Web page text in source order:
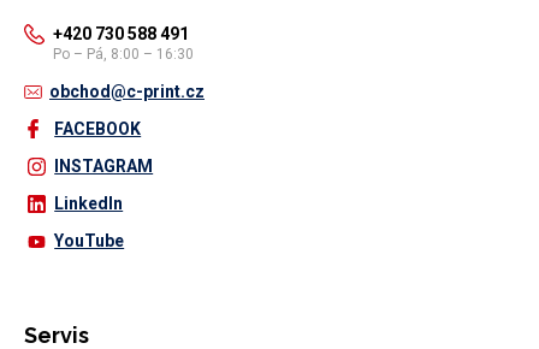
+420 730 588 491
Po – Pá, 8:00 – 16:30
obchod@c-print.cz
FACEBOOK
INSTAGRAM
LinkedIn
YouTube
Servis